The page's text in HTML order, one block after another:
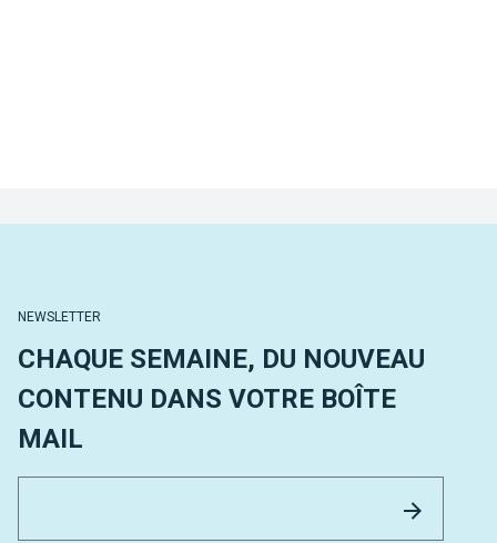
NEWSLETTER
CHAQUE SEMAINE, DU NOUVEAU
CONTENU DANS VOTRE BOÎTE
MAIL